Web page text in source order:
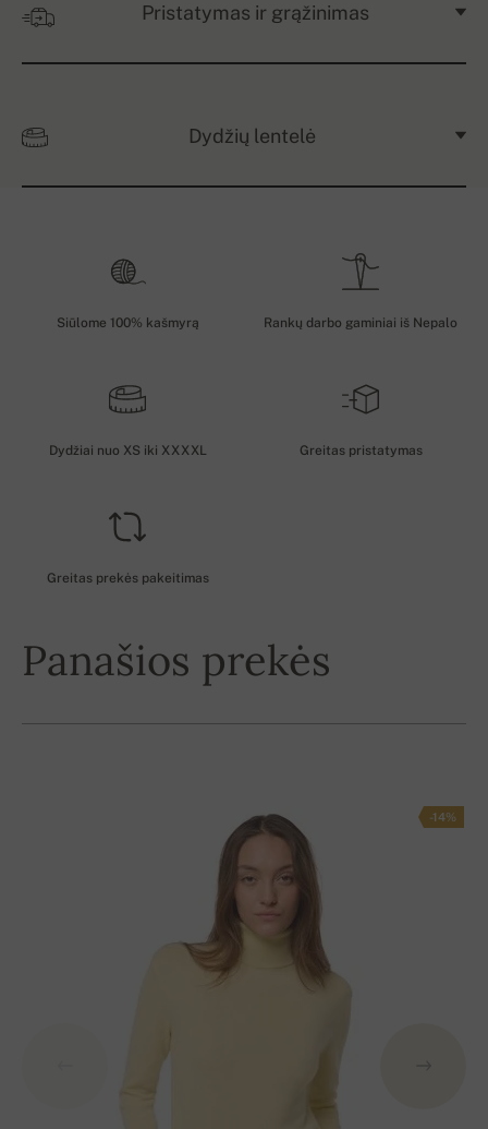
Pristatymas ir grąžinimas
Dydžių lentelė
Siūlome 100% kašmyrą Rankų darbo gaminiai iš Nepalo
Dydžiai nuo XS iki XXXXL Greitas pristatymas
Greitas prekės pakeitimas
Panašios prekės
-14%